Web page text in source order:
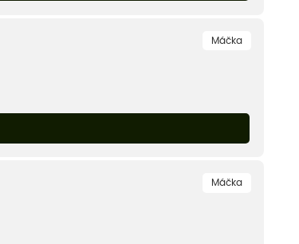
Máčka
Máčka